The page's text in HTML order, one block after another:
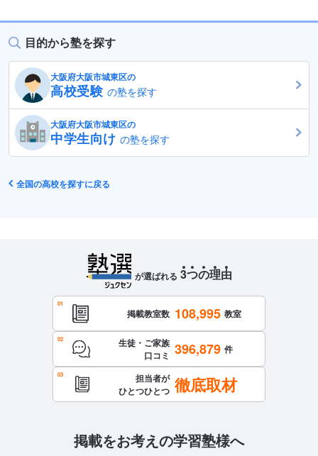
目的から塾を探す
大阪府大阪市城東区の
高校受験 の塾を探す
大阪府大阪市城東区の
中学生向けの塾を探す
全国の高校を探すに戻る
が選ばれる 3つの理由
掲載教室数 108,995 教室
生徒・ご家族
口コミ 396,879 件
担当者が
ひとつひとつ 徹底取材
掲載をお考えの学習塾様へ